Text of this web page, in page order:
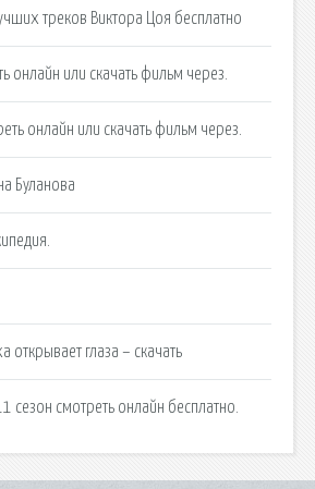
треков Виктора Цоя бесплатно
онлайн или скачать фильм через.
онлайн или скачать фильм через.
Буланова
открывает глаза – скачать
сезон смотреть онлайн бесплатно.